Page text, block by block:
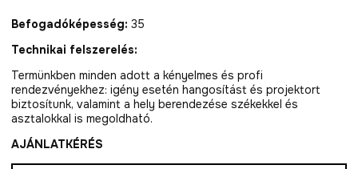
Befogadóképesség: 35
Technikai felszerelés:
Termünkben minden adott a kényelmes és profi
rendezvényekhez: igény esetén hangosítást és projektort
biztosítunk, valamint a hely berendezése székekkel és
asztalokkal is megoldható.
AJÁNLATKÉRÉS